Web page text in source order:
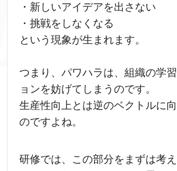
・新しいアイデアを出さない
・挑戦をしなくなる
という現象が生まれます。
つまり、パワハラは、組織の学
ョンを妨げてしまうのです。
生産性向上とは逆のベクトルに
のですよね。
研修では、この部分をまずは考え